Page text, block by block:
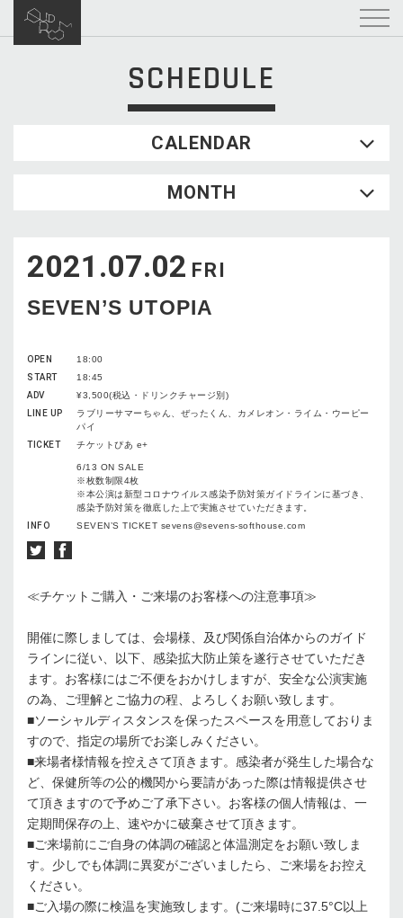
SCHEDULE
CALENDAR
WED
2
3 4 5
16
17 18 19
30
31
MONTH
2021.07.02 FRI
SEVEN’S UTOPIA
OPEN
18:00
START
18:45
ADV
¥3,500(税込・ドリンクチャージ別)
LINE UP
ラブリーサマーちゃん、ぜったくん、カメレオン・ライム・ウーピー
パイ
TICKET
チケットぴあ e+
6/13 ON SALE
※枚数制限4枚
※本公演は新型コロナウイルス感染予防対策ガイドラインに基づき、
感染予防対策を徹底した上で実施させていただきます。
INFO
SEVEN’S TICKET sevens@sevens-softhouse.com
≪チケットご購入・ご来場のお客様への注意事項≫
開催に際しましては、会場様、及び関係自治体からのガイド
ラインに従い、以下、感染拡大防止策を遂行させていただき
ます。お客様にはご不便をおかけしますが、安全な公演実施
の為、ご理解とご協力の程、よろしくお願い致します。
■ソーシャルディスタンスを保ったスペースを用意しておりま
すので、指定の場所でお楽しみください。
■来場者様情報を控えさて頂きます。感染者が発生した場合な
ど、保健所等の公的機関から要請があった際は情報提供させ
て頂きますので予めご了承下さい。お客様の個人情報は、一
定期間保存の上、速やかに破棄させて頂きます。
■ご来場前にご自身の体調の確認と体温測定をお願い致しま
す。少しでも体調に異変がございましたら、ご来場をお控え
ください。
■ご入場の際に検温を実施致します。(ご来場時に37.5°C以上